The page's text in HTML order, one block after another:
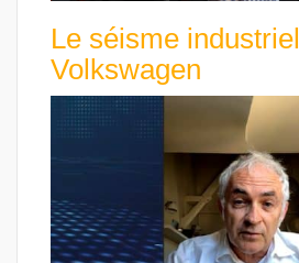
Le séisme industriel
Volkswagen